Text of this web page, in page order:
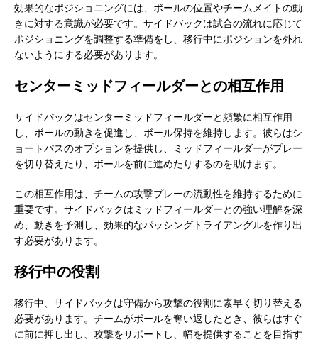
効果的なポジショニングには、ボールの位置やチームメイトの動
きに対する意識が必要です。サイドバックは試合の流れに応じて
ポジショニングを調整する準備をし、移行中にポジションを外れ
ないようにする必要があります。
センターミッドフィールダーとの相互作用
サイドバックはセンターミッドフィールダーと頻繁に相互作用
し、ボールの動きを促進し、ボール保持を維持します。彼らはシ
ョートパスのオプションを提供し、ミッドフィールダーがプレー
を切り替えたり、ボールを前に進めたりするのを助けます。
この相互作用は、チームの攻撃プレーの流動性を維持するために
重要です。サイドバックはミッドフィールダーとの強い理解を深
め、動きを予測し、効果的なパッシングトライアングルを作り出
す必要があります。
移行中の役割
移行中、サイドバックは守備から攻撃の役割に素早く切り替える
必要があります。チームがボールを奪い返したとき、彼らはすぐ
に前に押し出し、攻撃をサポートし、幅を提供することを目指す